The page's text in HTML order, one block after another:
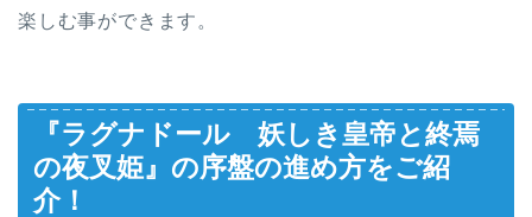
楽しむ事ができます。
『ラグナドール 妖しき皇帝と終焉
の夜叉姫』の序盤の進め方をご紹
介！